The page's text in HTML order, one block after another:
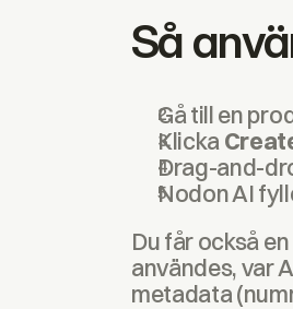
Så
Gå till en
Klicka
Drag-and-
Nodon AI
Du får också
användes, var
metadata